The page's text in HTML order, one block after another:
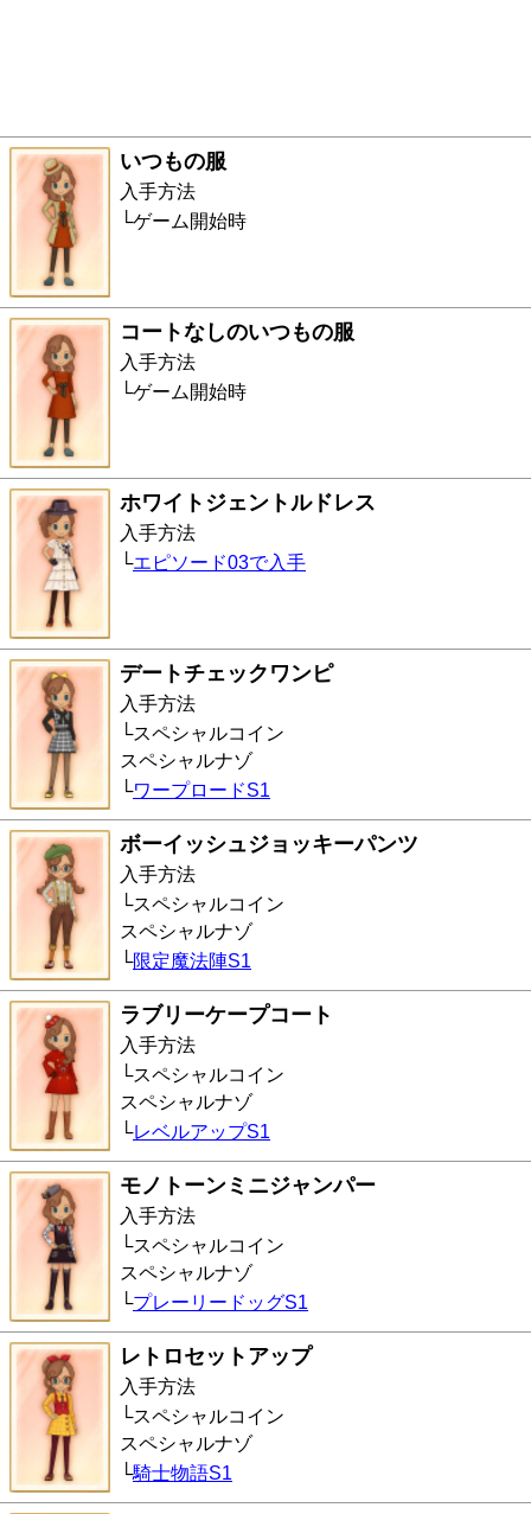
いつもの服
入手方法
ゲーム開始時
コートなしのいつもの服
入手方法
ゲーム開始時
ホワイトジェントルドレス
入手方法
エピソード03で入手
デートチェックワンピ
入手方法
スペシャルコイン
スペシャルナゾ
ワープロードS1
ボーイッシュジョッキーパンツ
入手方法
スペシャルコイン
スペシャルナゾ
限定魔法陣S1
ラブリーケープコート
入手方法
スペシャルコイン
スペシャルナゾ
レベルアップS1
モノトーンミニジャンパー
入手方法
スペシャルコイン
スペシャルナゾ
プレーリードッグS1
レトロセットアップ
入手方法
スペシャルコイン
スペシャルナゾ
騎士物語S1